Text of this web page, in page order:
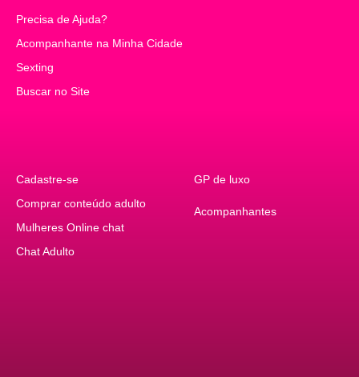
Precisa de Ajuda?
Precisa de Ajuda?
Acompanhante na Minha Cidade
Acompanhante na Minha Cidade
Conversar com mulheres
Sexting
Buscar no Site
Buscar no Site
Cadastre-se
Cadastre-se
Comprar conteúdo adulto
Comprar conteúdo adulto
Mulheres Online
Mulheres Online chat
Sexy Chat
Chat Adulto
GP de luxo
GP de luxo
Acompanhantes
Acompanhantes